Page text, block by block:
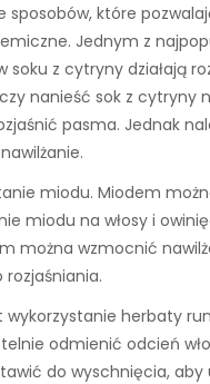
które
Jednym z
z cytryny działają
nanieść sok z cytryny
pasma. Jednak
miodu. Miodem
miodu na włosy i
można wzmocnić
rozjaśniania.
herbaty
odmienić odcień
do wyschnięcia,